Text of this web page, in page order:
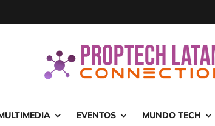
EVENTOS MUNDO TECH